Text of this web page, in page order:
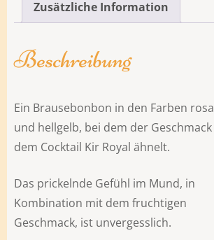
Zusätzliche Information
Beschreibung
Ein Brausebonbon in den Farben rosa
und hellgelb, bei dem der Geschmack
dem Cocktail Kir Royal ähnelt.
Das prickelnde Gefühl im Mund, in
Kombination mit dem fruchtigen
Geschmack, ist unvergesslich.